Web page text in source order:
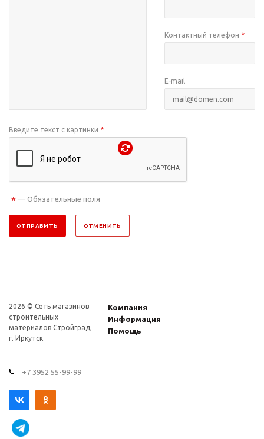
Контактный телефон *
E-mail
Введите текст с картинки *
* — Обязательные поля
ОТПРАВИТЬ ОТМЕНИТЬ
2026 © Сеть магазинов
строительных
материалов Стройград,
г. Иркутск
Компания
Информация
Помощь
+7 3952 55-99-99